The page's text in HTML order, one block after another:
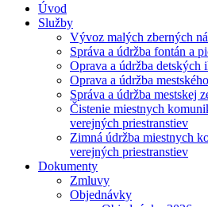
Úvod
Služby
Vývoz malých zberných
Správa a údržba fontán a
Oprava a údržba
Oprava a údržba
Správa a údržba mestskej
Čistenie miestnych
verejných priestranstiev
Zimná údržba miestnych
verejných priestranstiev
Dokumenty
Zmluvy
Objednávky